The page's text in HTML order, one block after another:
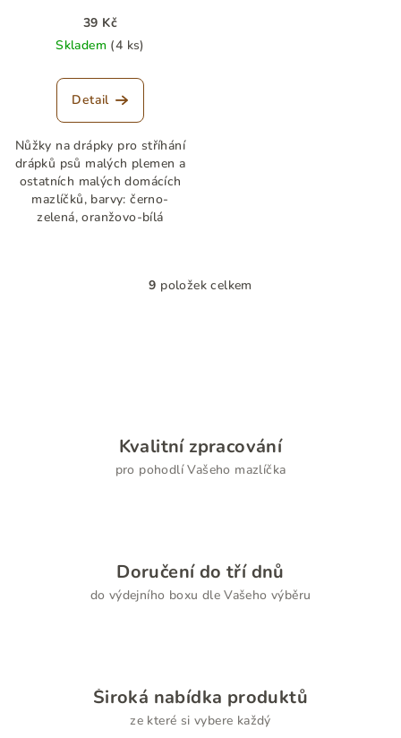
39 Kč
Skladem (4 ks)
Detail
Nůžky na drápky pro stříhání
drápků psů malých plemen a
ostatních malých domácích
mazlíčků, barvy: černo-
zelená, oranžovo-bílá
O
í
p
r
v
ý
p
9 položek celkem
Kvalitní zpracování
pro pohodlí Vašeho mazlíčka
Doručení do tří dnů
do výdejního boxu dle Vašeho výběru
Široká nabídka produktů
ze které si vybere každý